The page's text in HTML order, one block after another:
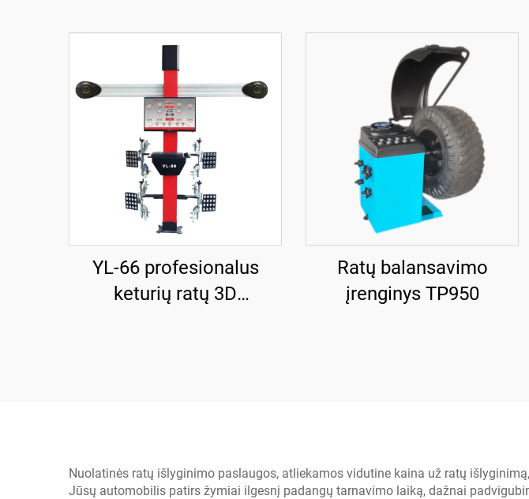
YL-66 profesionalus
keturių ratų 3D
Ratų balansavimo
įrenginys TP950
Nuolatinės ratų išlyginimo paslaugos, atliekamos vidutine kaina už ratų
Jūsų automobilis patirs žymiai ilgesnį padangų tarnavimo laiką, dažnai